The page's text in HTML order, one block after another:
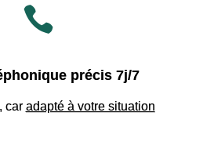

précis 7j/7
car adapté à votre situation